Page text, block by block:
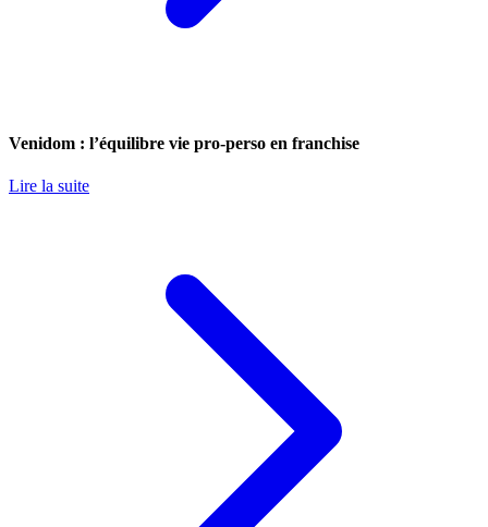
Venidom : l’équilibre vie pro-perso en franchise
Lire la suite